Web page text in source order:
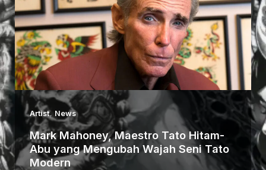
Artist, News
Mark Mahoney, Maestro Tato Hitam-
Abu yang Mengubah Wajah Seni Tato
Modern